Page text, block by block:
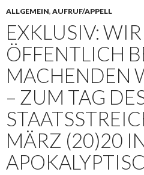
ALLGEMEIN, AUFRUF/APPELL
EXKLUSIV:
ÖFFENTLICH
MACHENDEN
– ZUM TAG
MÄRZ (20)20